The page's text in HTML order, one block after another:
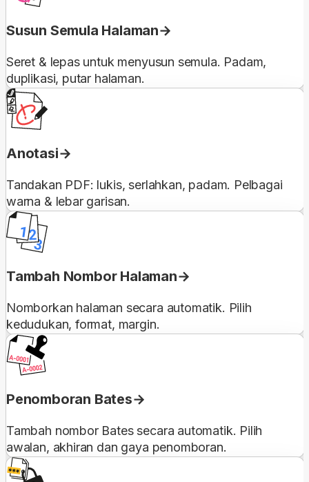
Susun Semula Halaman
Seret & lepas untuk menyusun semula. Padam,
duplikasi, putar halaman.
Anotasi
Tandakan PDF: lukis, serlahkan, padam. Pelbagai
warna & lebar garisan.
Tambah Nombor Halaman
Nomborkan halaman secara automatik. Pilih
kedudukan, format, margin.
Penomboran Bates
Tambah nombor Bates secara automatik. Pilih
awalan, akhiran dan gaya penomboran.